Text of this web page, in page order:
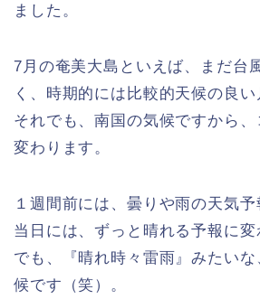
ました。
7月の奄美大島といえば、まだ台
く、時期的には比較的天候の良い
それでも、南国の気候ですから
変わります。
１週間前には、曇りや雨の天気
当日には、ずっと晴れる予報に変
でも、『晴れ時々雷雨』みたい
候です（笑）。